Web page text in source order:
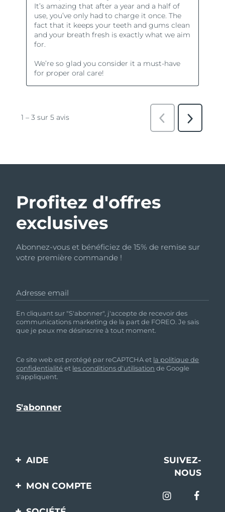
Profitez d'offres
exclusives
Abonnez-vous et bénéficiez de 15% de remise sur
votre première commande !
Adresse email
En cliquant sur "S'abonner", j'accepte de recevoir des
communications marketing de la part de FOREO. Je sais
que je peux me désinscrire à tout moment.
Ce site web est protégé par reCAPTCHA et la politique de
confidentialité et les conditions d'utilisation de Google
s'appliquent.
AIDE
Contactez-nous
SUIVEZ-
NOUS
MON COMPTE
Enregistrement produit